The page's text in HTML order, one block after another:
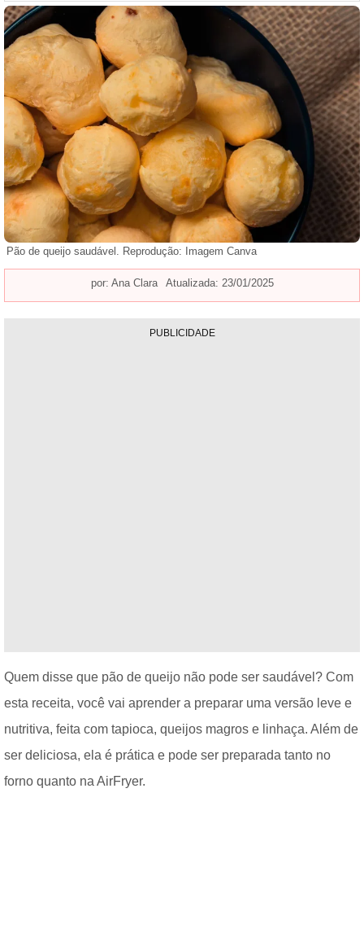
Pão de queijo saudável. Reprodução: Imagem Canva
por: Ana Clara Atualizada: 23/01/2025
PUBLICIDADE
Quem disse que pão de queijo não pode ser saudável? Com
esta receita, você vai aprender a preparar uma versão leve e
nutritiva, feita com tapioca, queijos magros e linhaça. Além de
ser deliciosa, ela é prática e pode ser preparada tanto no
forno quanto na AirFryer.